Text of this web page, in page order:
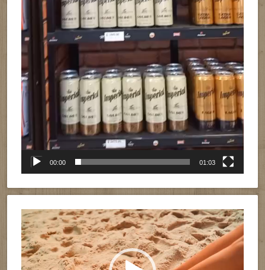
00:00 01:03
Reproductor
de
vídeo